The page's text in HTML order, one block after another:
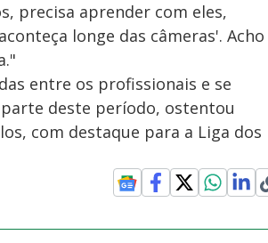
precisa aprender com eles,
longe das câmeras'. Acho
entre os profissionais e se
deste período, ostentou
com destaque para a Liga dos